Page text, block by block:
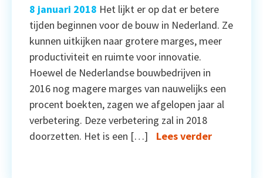
8 januari 2018 Het lijkt er op dat er betere
tijden beginnen voor de bouw in Nederland. Ze
kunnen uitkijken naar grotere marges, meer
productiviteit en ruimte voor innovatie.
Hoewel de Nederlandse bouwbedrijven in
2016 nog magere marges van nauwelijks een
procent boekten, zagen we afgelopen jaar al
verbetering. Deze verbetering zal in 2018
doorzetten. Het is een […]
Lees verder